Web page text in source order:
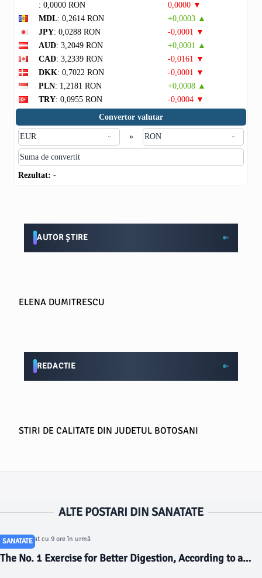
: 0,0000 RON
0,0000 ▼
MDL: 0,2614 RON
+0,0003 ▲
JPY: 0,0288 RON
-0,0001 ▼
AUD: 3,2049 RON
+0,0001 ▲
CAD: 3,2339 RON
-0,0161 ▼
DKK: 0,7022 RON
-0,0001 ▼
PLN: 1,2181 RON
+0,0008 ▲
TRY: 0,0955 RON
-0,0004 ▼
Convertor valutar
»
Rezultat: -
AUTOR ȘTIRE
ELENA DUMITRESCU
REDACTIE
STIRI DE CALITATE DIN JUDETUL BOTOSANI
ALTE POSTARI DIN SANATATE
SANATATE
Articol postat cu 9 ore în urmă
The No. 1 Exercise for Better Digestion, According to a